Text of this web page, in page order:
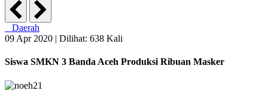
Daerah
09 Apr 2020 | Dilihat: 638 Kali
Siswa SMKN 3 Banda Aceh Produksi Ribuan Masker